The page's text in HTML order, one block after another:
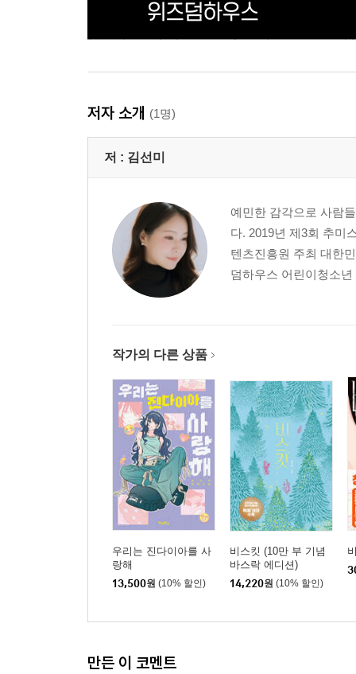
저자 소개 (1명)
저 : 김선미
예민한 감각으로 사람
다. 2019년 제3회 추미
텐츠진흥원 주최 대한
덤하우스 어린이청소
작가의 다른 상품
우리는 진다이아를 사
랑해
13,500원 (10% 할인)
비스킷 (10만 부 기념
바스락 에디션)
14,220원 (10% 할인)
만든 이 코멘트